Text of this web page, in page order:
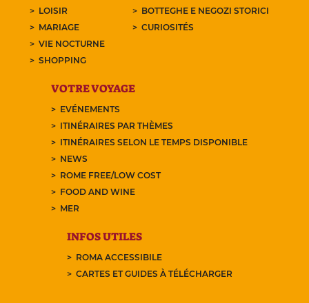
LOISIR
MARIAGE
VIE NOCTURNE
SHOPPING
BOTTEGHE E NEGOZI STORICI
CURIOSITÉS
VOTRE VOYAGE
EVÉNEMENTS
ITINÉRAIRES PAR THÈMES
ITINÉRAIRES SELON LE TEMPS DISPONIBLE
NEWS
ROME FREE/LOW COST
FOOD AND WINE
MER
INFOS UTILES
ROMA ACCESSIBILE
CARTES ET GUIDES À TÉLÉCHARGER